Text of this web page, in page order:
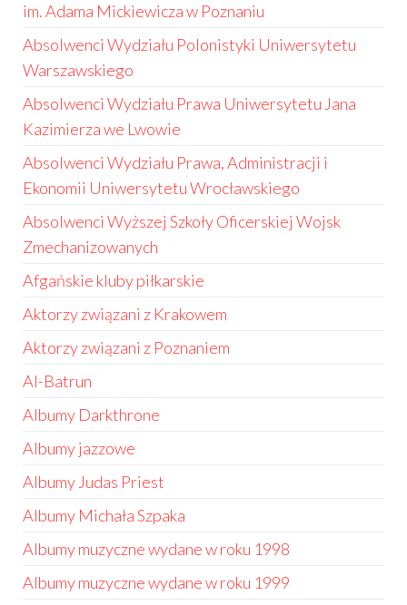
im. Adama Mickiewicza w Poznaniu
Absolwenci Wydziału Polonistyki Uniwersytetu
Warszawskiego
Absolwenci Wydziału Prawa Uniwersytetu Jana
Kazimierza we Lwowie
Absolwenci Wydziału Prawa, Administracji i
Ekonomii Uniwersytetu Wrocławskiego
Absolwenci Wyższej Szkoły Oficerskiej Wojsk
Zmechanizowanych
Afgańskie kluby piłkarskie
Aktorzy związani z Krakowem
Aktorzy związani z Poznaniem
Al-Batrun
Albumy Darkthrone
Albumy jazzowe
Albumy Judas Priest
Albumy Michała Szpaka
Albumy muzyczne wydane w roku 1998
Albumy muzyczne wydane w roku 1999